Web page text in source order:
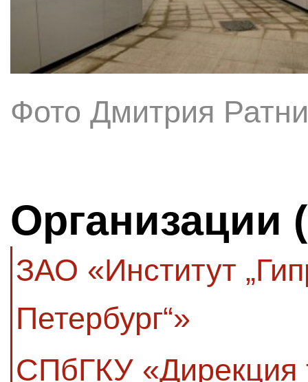
Фото Дмитрия
Организации
ЗАО «Институт
Петербург“»
СПбГКУ «Дирекция